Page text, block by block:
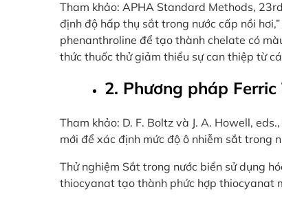
Tham khảo: APHA Standard Methods,
định độ hấp thụ sắt trong nước cấp nồi
phenanthroline để tạo thành chelate có
thức thuốc thử giảm thiểu sự can thiệp từ
2. Phương pháp
Tham khảo: D. F. Boltz và J. A. Howell,
mới để xác định mức độ ô nhiễm sắt trong
Thử nghiệm Sắt trong nước biển sử dụng
thiocyanat tạo thành phức hợp thiocyanat